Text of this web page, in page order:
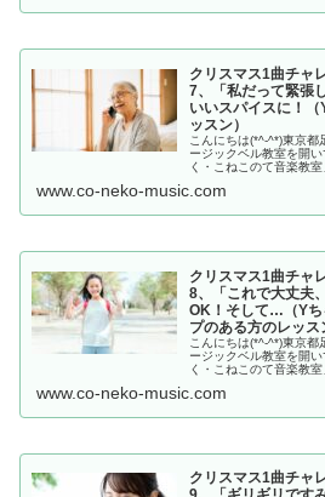
クリスマス1曲チャ
7、「私だって緊張
いいスパイスに！
ッスン）
こんにちは(*^-^*)東京都
ージックベル教室を開
く・こねこのて音楽教
リ、サバサバな方なの...
www.co-neko-music.com
クリスマス1曲チャ
8、「これで大丈夫
OK！そして…（Yち
プのある方のレッス
こんにちは(*^-^*)東京都
ージックベル教室を開
く・こねこのて音楽教
して、ここ数年でピ...
www.co-neko-music.com
クリスマス1曲チャ